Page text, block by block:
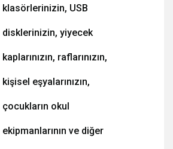
klasörlerinizin, USB
disklerinizin, yiyecek
kaplarınızın, raflarınızın,
kişisel eşyalarınızın,
çocukların okul
ekipmanlarının ve diğer